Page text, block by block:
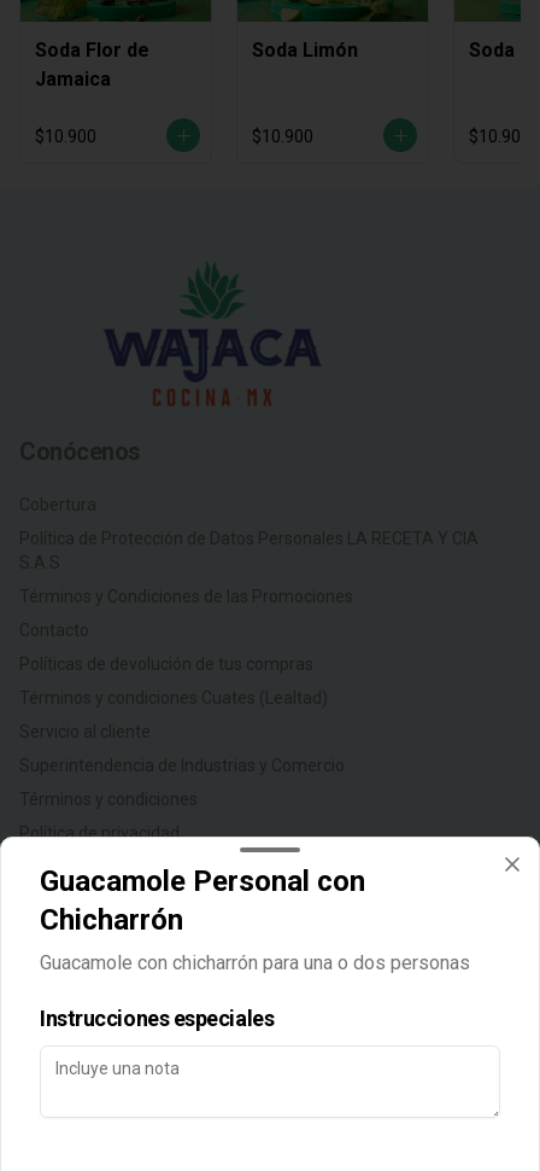
Soda Flor de
Jamaica
$10.900
Soda Limón
$10.900
Soda
$10.900
Política de privacidad
Redes sociales
Facebook
Mi cuenta
Iniciar sesión
Guacamole Personal con
Chicharrón
Guacamole con chicharrón para una o dos personas
Instrucciones especiales